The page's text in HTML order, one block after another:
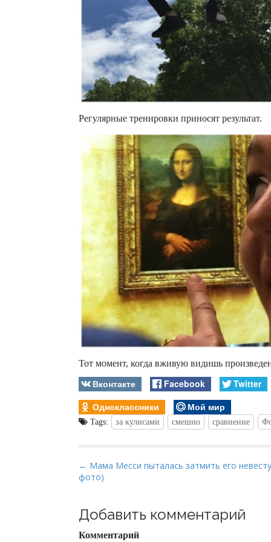
Регулярные тренировки приносят результат.
Тот момент, когда вживую видишь
Вконтакте Facebook
Twitter
Одноклассники
Мой мир
Tags: за кулисами смешно сравнение
P
o
t
n
← Мама Месси пыталась затмить его
фото)
Добавить комментарий
Комментарий